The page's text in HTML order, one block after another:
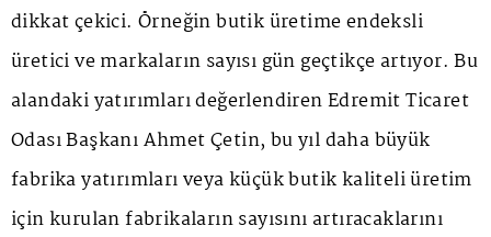
dikkat çekici. Örneğin butik üretime endeksli
üretici ve markaların sayısı gün geçtikçe artıyor. Bu
alandaki yatırımları değerlendiren Edremit Ticaret
Odası Başkanı Ahmet Çetin, bu yıl daha büyük
fabrika yatırımları veya küçük butik kaliteli üretim
için kurulan fabrikaların sayısını artıracaklarını